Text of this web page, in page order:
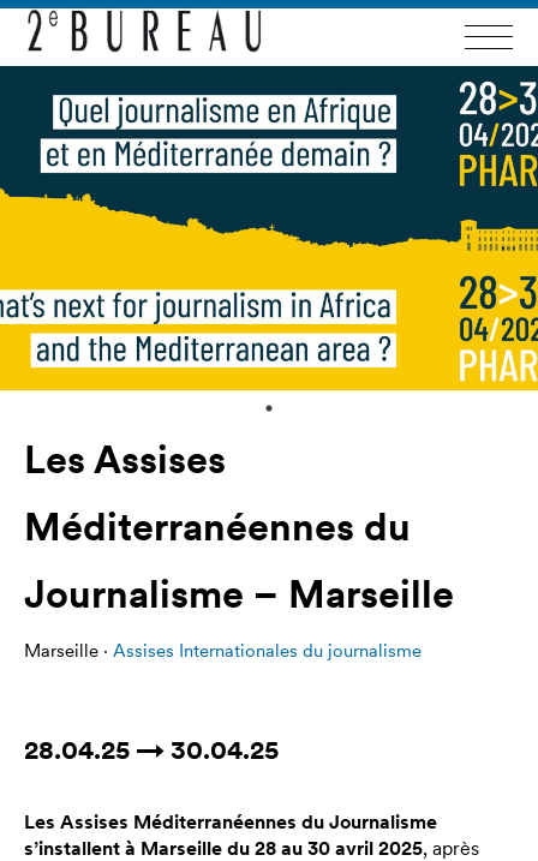
Les Assises
Méditerranéennes du
Journalisme – Marseille
Marseille · Assises Internationales du journalisme
28.04.25 → 30.04.25
Les Assises Méditerranéennes du Journalisme
s’installent à Marseille du 28 au 30 avril 2025, après